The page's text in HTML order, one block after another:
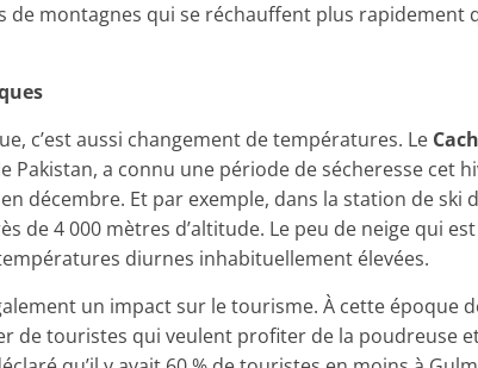
de montagnes qui se réchauffent plus rapidement
c’est aussi changement de températures. Le
Pakistan, a connu une période de sécheresse cet
décembre. Et par exemple, dans la station de ski
de 4 000 mètres d’altitude. Le peu de neige qui
diurnes inhabituellement élevées.
un impact sur le tourisme. À cette époque
de touristes qui veulent profiter de la poudreuse